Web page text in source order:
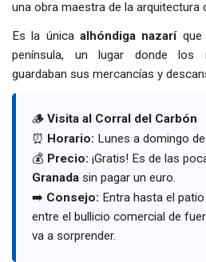
una obra maestra de la arquitectura
Es la única alhóndiga nazaríque
península, un lugar donde los
guardaban sus mercancías y
🪵 Visita al Corral del Carbón
⏰ Horario: Lunes a domingo
💰 Precio: ¡Gratis! Es de las
Granada sin pagar un euro.
➡️ Consejo: Entra hasta el
entre el bullicio comercial de
va a sorprender.